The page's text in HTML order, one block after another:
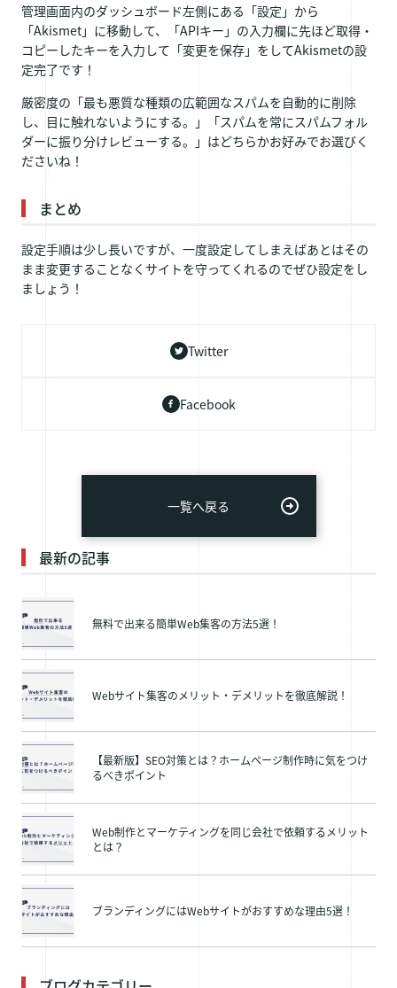
管理画面内のダッシュボード左側にある「設定」から
「Akismet」に移動して、「APIキー」の入力欄に先ほど取得・
コピーしたキーを入力して「変更を保存」をしてAkismetの設
定完了です！
厳密度の「最も悪質な種類の広範囲なスパムを自動的に削除
し、目に触れないようにする。」「スパムを常にスパムフォル
ダーに振り分けレビューする。」はどちらかお好みでお選びく
ださいね！
まとめ
設定手順は少し長いですが、一度設定してしまえばあとはその
まま変更することなくサイトを守ってくれるのでぜひ設定をし
ましょう！
Twitter
Facebook
一覧へ戻る
最新の記事
無料で出来る簡単Web集客の方法5選！
Webサイト集客のメリット・デメリットを徹底解説！
【最新版】SEO対策とは？ホームページ制作時に気をつけ
るべきポイント
Web制作とマーケティングを同じ会社で依頼するメリット
とは？
ブランディングにはWebサイトがおすすめな理由5選！